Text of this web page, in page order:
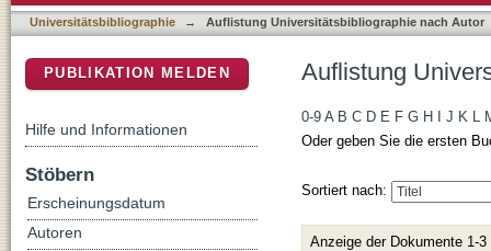
Universitätsbibliographie → Auflistung Universitätsbibliographie nach Autor
Auflistung
0-9 A B C D E F G H J K L
Oder geben Sie die ersten
Sortiert nach:
Anzeige der Dokumente 1-3
PUBLIKATION MELDEN
Hilfe und Informationen
Stöbern
Erscheinungsdatum
Autoren